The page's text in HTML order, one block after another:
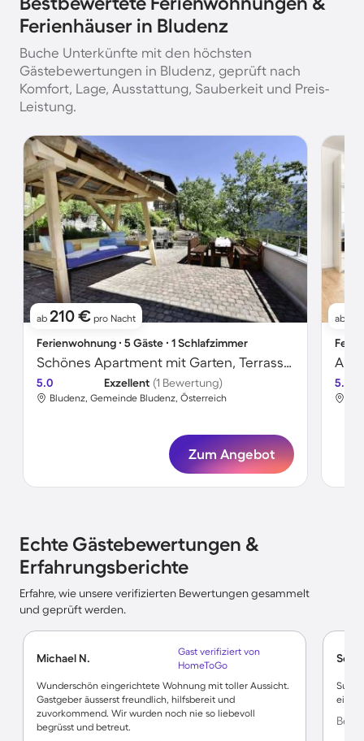
Ferienhäuser in Bludenz
Buche Unterkünfte mit den höchsten
Gästebewertungen in Bludenz, geprüft nach
Komfort, Lage, Ausstattung, Sauberkeit und Preis-
Leistung.
ab 210 € pro Nacht
Ferienwohnung ∙ 5 Gäste ∙ 1 Schlafzimmer
Schönes Apartment mit Garten, Terrasse und Grill | Bergblick
5.0 Exzellent (1 Bewertung)
Bludenz, Gemeinde Bludenz, Österreich
Zum Angebot
ab
5.0
Echte Gästebewertungen &
Erfahrungsberichte
Erfahre, wie unsere verifizierten Bewertungen gesammelt
und geprüft werden.
Michael N.
Gast verifiziert von
HomeToGo
Wunderschön eingerichtete Wohnung mit toller Aussicht.
Gastgeber äusserst freundlich, hilfsbereit und
zuvorkommend. Wir wurden noch nie so liebevoll
begrüsst und betreut.
Sofia